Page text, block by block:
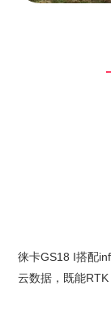
徕卡GS18 I搭配
云数据，既能